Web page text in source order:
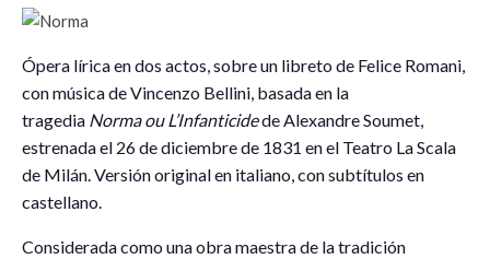
Ópera lírica en dos actos, sobre un libreto de Felice Romani,
con música de Vincenzo Bellini, basada en la
tragedia Norma ou L’Infanticidede Alexandre Soumet,
estrenada el 26 de diciembre de 1831 en el Teatro La Scala
de Milán. Versión original en italiano, con subtítulos en
castellano.
Considerada como una obra maestra de la tradición